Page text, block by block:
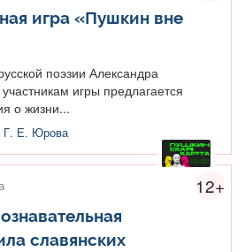
игра «Пушкин вне
поэзии Александра
игры предлагается
о жизни...
Г. Е. Юрова
12+
славянских